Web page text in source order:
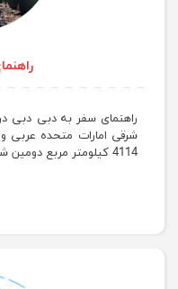
راهنمای سفر به دبی دبی
شرقی امارات متحده
4114 کیلومتر مربع دومین شهر امارات از نظر مساحت می ...